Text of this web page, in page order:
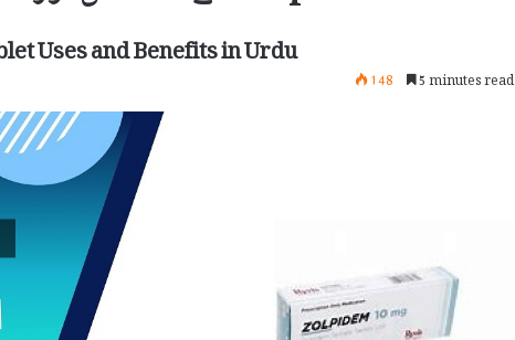
Uses and Benefits in Urdu
148 5 minutes read